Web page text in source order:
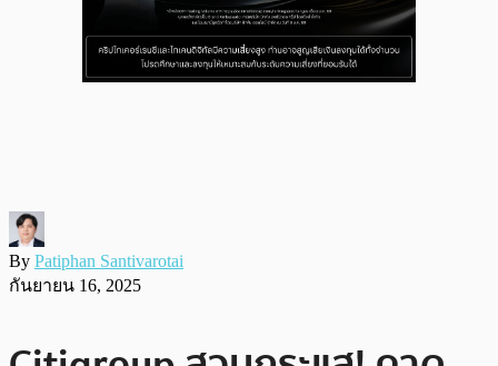
By Patiphan Santivarotai
กันยายน 16, 2025